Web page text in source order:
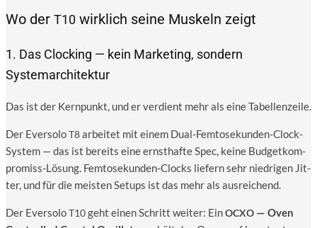
Wo der T10 wirklich seine Muskeln zeigt
1. Das Clocking — kein Marketing, sondern
Systemarchitektur
Das ist der Kern­punkt, und er ver­dient mehr als eine Tabellenzeile.
Der Ever­so­loT8arbei­tet mit einem Dual-Fem­to­se­kun­den-Clock-
Sys­tem — das ist bereits eine ernst­haf­te Spec, kei­ne Bud­get­kom­
pro­miss-Lösung. Fem­to­se­kun­den-Clocks lie­fern sehr nied­ri­gen Jit­
ter, und für die meis­ten Set­ups ist das mehr als ausreichend.
Der Ever­so­loT10geht einen Schritt wei­ter: EinOCXO — Oven